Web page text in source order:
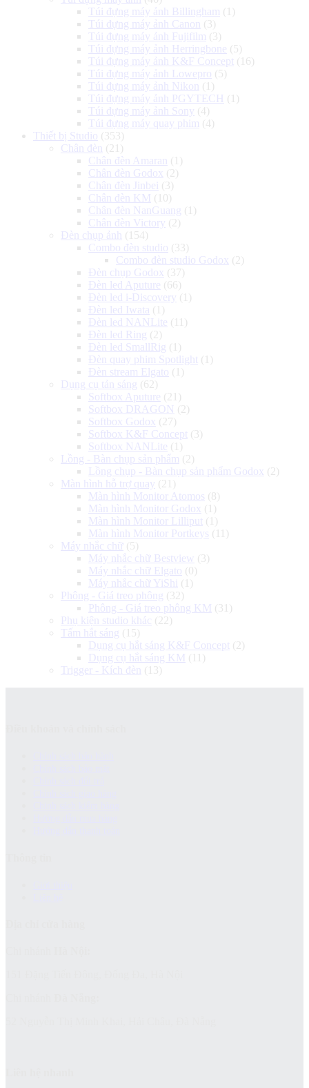
Túi đựng máy ảnh Billingham (1)
Túi đựng máy ảnh Canon
(3)
Túi đựng máy ảnh Fujifilm (3)
Túi đựng máy ảnh Herringbone (5)
Túi đựng máy ảnh K&F Concept (16)
Túi đựng máy ảnh Lowepro (5)
Túi đựng máy ảnh Nikon
(1)
Túi đựng máy ảnh PGYTECH
(1)
Túi đựng máy ảnh Sony (4)
Túi đựng máy quay phim (4)
Thiết bị Studio (353)
Chân đèn
(21)
Chân đèn Amaran
(1)
Chân đèn Godox (2)
Chân đèn Jinbei (3)
Chân đèn KM (10)
Chân đèn NanGuang (1)
Chân đèn Victory (2)
Đèn chụp ảnh
(154)
Combo đèn studio (33)
Combo đèn studio Godox (2)
Đèn chụp Godox (37)
Đèn led Aputure (66)
Đèn led i-Discovery (1)
Đèn led Iwata (1)
Đèn led NANLite (11)
Đèn led Ring (2)
Đèn led SmallRig (1)
Đèn quay phim Spotlight (1)
Đèn stream Elgato (1)
Dụng cụ tản sáng (62)
Softbox Aputure (21)
Softbox DRAGON (2)
Softbox Godox (27)
Softbox K&F Concept (3)
Softbox NANLite (1)
Lồng - Bàn chụp sản phẩm (2)
Lồng chụp - Bàn chụp sản phẩm Godox (2)
Màn hình hỗ trợ quay (21)
Màn hình Monitor Atomos (8)
Màn hình Monitor Godox (1)
Màn hình Monitor Lilliput (1)
Màn hình Monitor Portkeys (11)
Máy nhắc chữ (5)
Máy nhắc chữ Bestview (3)
Máy nhắc chữ Elgato (0)
Máy nhắc chữ YiShi
(1)
Phông - Giá treo phông (32)
Phông - Giá treo phông KM (31)
Phụ kiện studio khác (22)
Tấm hắt sáng (15)
Dụng cụ hắt sáng K&F Concept (2)
Dụng cụ hắt sáng KM (11)
Trigger - Kích đèn
(13)